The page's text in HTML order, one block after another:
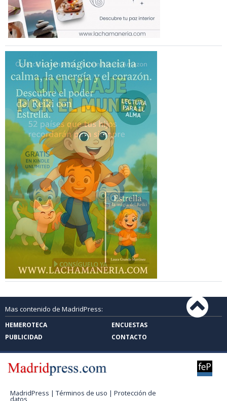
Mas contenido de MadridPress:
HEMEROTECA
ENCUESTAS
PUBLICIDAD
CONTACTO
MadridPress | Términos de uso | Protección de
datos